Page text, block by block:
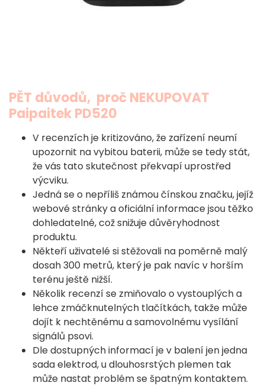
PĚT důvodů, proč NEKUPOVAT
Paipaitek PD520
V recenzích je kritizováno, že zařízení neumí
upozornit na vybitou baterii, může se tedy stát,
že vás tato skutečnost překvapí uprostřed
výcviku.
Jedná se o nepříliš známou čínskou značku, jejíž
webové stránky a oficiální informace jsou těžko
dohledatelné, což snižuje důvěryhodnost
produktu.
Někteří uživatelé si stěžovali na poměrně malý
dosah 300 metrů, který je pak navíc v horším
terénu ještě nižší.
Několik recenzí se zmiňovalo o vystouplých a
lehce zmáčknutelných tlačítkách, takže může
dojít k nechtěnému a samovolnému vysílání
signálů psovi.
Dle dostupných informací je v balení jen jedna
sada elektrod, u dlouhosrstých plemen tak
může nastat problém se špatným kontaktem.